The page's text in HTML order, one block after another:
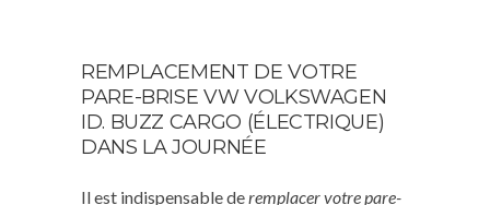
REMPLACEMENT DE VOTRE
PARE-BRISE VW VOLKSWAGEN
ID. BUZZ CARGO (ÉLECTRIQUE)
DANS LA JOURNÉE
Il est indispensable deremplacer votre pare-